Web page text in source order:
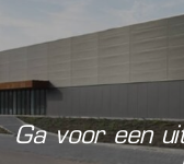
Ga voor een